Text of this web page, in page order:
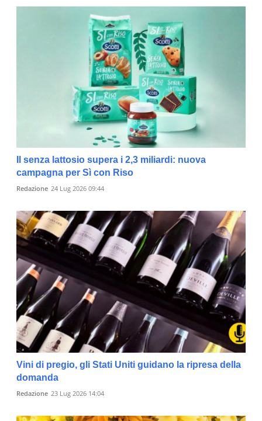
Il senza lattosio supera i 2,3 miliardi: nuova
campagna per Sì con Riso
Redazione 24 Lug 2026 09:44
Vini di pregio, gli Stati Uniti guidano la ripresa della
domanda
Redazione 23 Lug 2026 14:04